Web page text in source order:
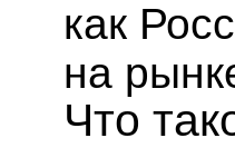
как
на
Что